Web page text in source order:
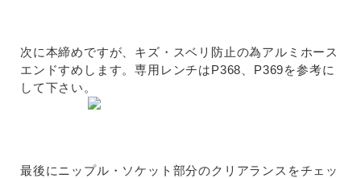
次に本締めですが、キズ・スベリ防止の為アルミホース
エンドすめします。専用レンチはP368、P369を参考に
して下さい。
最後にニップル・ソケット部分のクリアランスをチェッ